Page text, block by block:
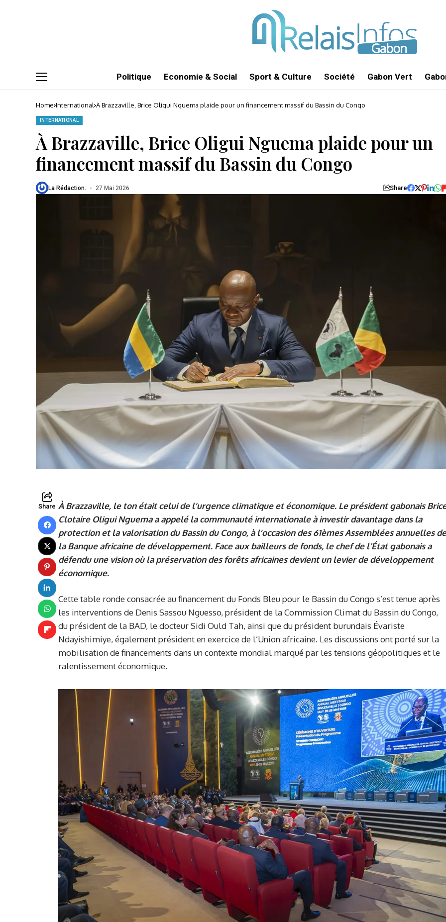
Politique Economie & Social Sport & Culture Société Gabon Vert
Home International À Brazzaville, Brice Oligui Nguema plaide pour un financement massif du Bassin du Congo
INTERNATIONAL
À Brazzaville, Brice Oligui Nguema plaide pour un
financement massif du Bassin du Congo
La Rédaction. 27 Mai 2026 Share
Share À Brazzaville, le ton était celui de l’urgence climatique et économique. Le président gabonais
Clotaire Oligui Nguema a appelé la communauté internationale à investir davantage dans la
protection et la valorisation du Bassin du Congo, à l’occasion des 61èmes Assemblées annuelles de
la Banque africaine de développement. Face aux bailleurs de fonds, le chef de l’État gabonais a
défendu une vision où la préservation des forêts africaines devient un levier de développement
économique.
Cette table ronde consacrée au financement du Fonds Bleu pour le Bassin du Congo s’est tenue après
les interventions de Denis Sassou Nguesso, président de la Commission Climat du Bassin du Congo,
du président de la BAD, le docteur Sidi Ould Tah, ainsi que du président burundais Évariste
Ndayishimiye, également président en exercice de l’Union africaine. Les discussions ont porté sur la
mobilisation de financements dans un contexte mondial marqué par les tensions géopolitiques et le
ralentissement économique.